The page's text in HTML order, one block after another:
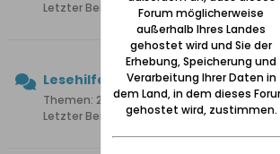
Letzter Beitrag:
Ahnenforschung und KI
Lesehilfen
Themen: 210 Beiträge: 2.015
Letzter Beitrag:Bitte um Lesehilfe -
Forum möglicherweise
außerhalb Ihres Landes
gehostet wird und Sie der
Erhebung, Speicherung und
Verarbeitung Ihrer Daten in
dem Land, in dem dieses
gehostet wird, zustimmen.